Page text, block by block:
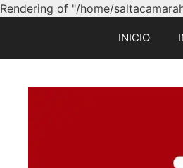
Rendering of "/home/
INICIO